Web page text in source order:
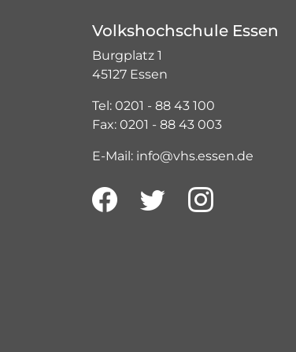
Volkshochschule Essen
Burgplatz 1
45127 Essen
Tel: 0201 - 88 43 100
Fax: 0201 - 88 43 003
E-Mail: info@vhs.essen.de